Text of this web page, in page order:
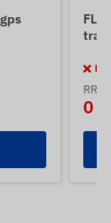
RRP
0 $